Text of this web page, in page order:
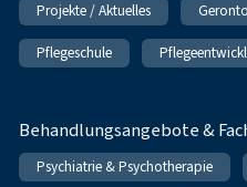
Projekte / Aktuelles
Pflegeschule
Behandlungsangebote &
Psychiatrie & Psychotherapie